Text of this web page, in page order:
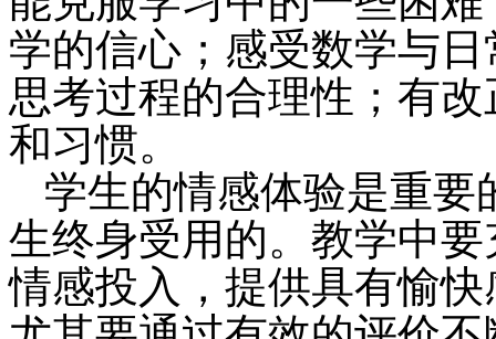
学的信心；感受数学与
思考过程的合理性；有
和习惯。
学生的情感体验是重要
生终身受用的。教学中
情感投入，提供具有愉